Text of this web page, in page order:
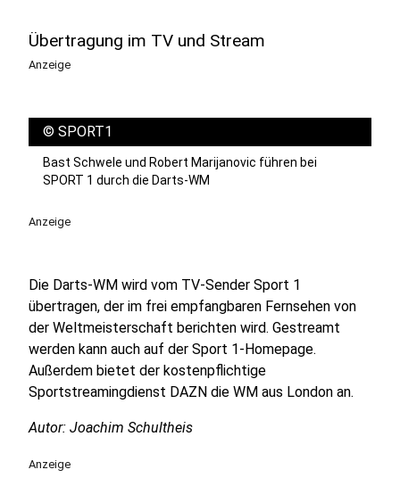
Übertragung im TV und Stream
Anzeige
© SPORT1
Bast Schwele und Robert Marijanovic führen bei
SPORT 1 durch die Darts-WM
Anzeige
Die Darts-WM wird vom TV-Sender Sport 1
übertragen, der im frei empfangbaren Fernsehen von
der Weltmeisterschaft berichten wird. Gestreamt
werden kann auch auf der Sport 1-Homepage.
Außerdem bietet der kostenpflichtige
Sportstreamingdienst DAZN die WM aus London an.
Autor: Joachim Schultheis
Anzeige